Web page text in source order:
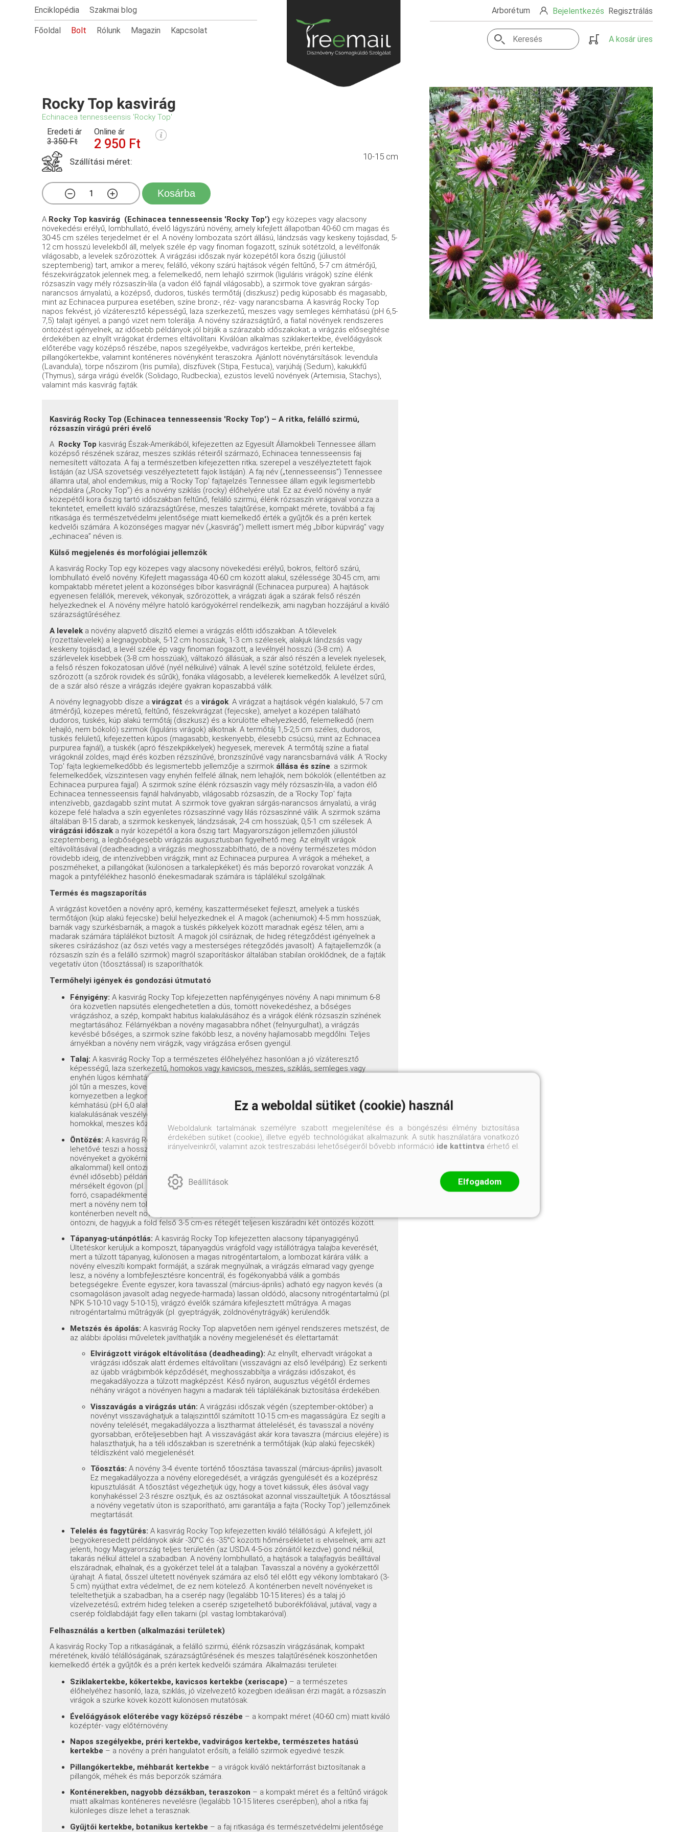
Enciklopédia Szakmai blog
Főoldal Bolt Rólunk Magazin Kapcsolat
Arborétum Bejelentkezés Regisztrálás
A kosár üres
Rocky Top kasvirág
Echinacea tennesseensis 'Rocky Top'
Eredeti ár
3 350 Ft
Online ár
2 950 Ft
Szállítási méret: 10-15 cm
Kosárba
A Rocky Top kasvirág (Echinacea tennesseensis 'Rocky Top') egy közepes vagy alacsony
növekedési erélyű, lombhullató, évelő lágyszárú növény, amely kifejlett állapotban 40-60 cm magas és
30-45 cm széles terjedelmet ér el. A növény lombozata szórt állású, lándzsás vagy keskeny tojásdad, 5-
12 cm hosszú levelekből áll, melyek széle ép vagy finoman fogazott, színük sötétzöld, a levélfonák
világosabb, a levelek szőrözöttek. A virágzási időszak nyár közepétől kora őszig (júliustól
szeptemberig) tart, amikor a merev, felálló, vékony szárú hajtások végén feltűnő, 5-7 cm átmérőjű,
fészekvirágzatok jelennek meg; a felemelkedő, nem lehajló szirmok (liguláris virágok) színe élénk
rózsaszín vagy mély rózsaszín-lila (a vadon élő fajnál világosabb), a szirmok töve gyakran sárgás-
narancsos árnyalatú, a középső, dudoros, tüskés termőtáj (diszkusz) pedig kúposabb és magasabb,
mint az Echinacea purpurea esetében, színe bronz-, réz- vagy narancsbarna. A kasvirág Rocky Top
napos fekvést, jó vízáteresztő képességű, laza szerkezetű, meszes vagy semleges kémhatású (pH 6,5-
7,5) talajt igényel; a pangó vizet nem tolerálja. A növény szárazságtűrő, a fiatal növények rendszeres
öntözést igényelnek, az idősebb példányok jól bírják a szárazabb időszakokat; a virágzás elősegítése
érdekében az elnyílt virágokat érdemes eltávolítani. Kiválóan alkalmas sziklakertekbe, évelőágyások
előterébe vagy középső részébe, napos szegélyekbe, vadvirágos kertekbe, préri kertekbe,
pillangókertekbe, valamint konténeres növényként teraszokra. Ajánlott növénytársítások: levendula
(Lavandula), törpe nőszirom (Iris pumila), díszfüvek (Stipa, Festuca), varjúháj (Sedum), kakukkfű
(Thymus), sárga virágú évelők (Solidago, Rudbeckia), ezüstös levelű növények (Artemisia, Stachys),
valamint más kasvirág fajták.
Kasvirág Rocky Top (Echinacea tennesseensis 'Rocky Top') – A ritka, felálló szirmú,
rózsaszín virágú préri évelő
A Rocky Top kasvirág Észak-Amerikából, kifejezetten az Egyesült Államokbeli Tennessee állam
középső részének száraz, meszes sziklás réteiről származó, Echinacea tennesseensis faj
nemesített változata. A faj a természetben kifejezetten ritka; szerepel a veszélyeztetett fajok
listáján (az USA szövetségi veszélyeztetett fajok listáján). A faj név („tennesseensis”) Tennessee
államra utal, ahol endemikus, míg a 'Rocky Top' fajtajelzés Tennessee állam egyik legismertebb
népdalára („Rocky Top”) és a növény sziklás (rocky) élőhelyére utal. Ez az évelő növény a nyár
közepétől kora őszig tartó időszakban feltűnő, felálló szirmú, élénk rózsaszín virágaival vonzza a
tekintetet, emellett kiváló szárazságtűrése, meszes talajtűrése, kompakt mérete, továbbá a faj
ritkasága és természetvédelmi jelentősége miatt kiemelkedő érték a gyűjtők és a préri kertek
kedvelői számára. A közönséges magyar név („kasvirág”) mellett ismert még „bíbor kúpvirág” vagy
„echinacea” néven is.
Külső megjelenés és morfológiai jellemzők
A kasvirág Rocky Top egy közepes vagy alacsony növekedési erélyű, bokros, feltörő szárú,
lombhullató évelő növény. Kifejlett magassága 40-60 cm között alakul, szélessége 30-45 cm, ami
kompaktabb méretet jelent a közönséges bíbor kasvirágnál (Echinacea purpurea). A hajtások
egyenesen felállók, merevek, vékonyak, szőrözöttek, a virágzati ágak a szárak felső részén
helyezkednek el. A növény mélyre hatoló karógyökérrel rendelkezik, ami nagyban hozzájárul a kiváló
szárazságtűréséhez.
A levelek a növény alapvető díszítő elemei a virágzás előtti időszakban. A tőlevelek
(rozettalevelek) a legnagyobbak, 5-12 cm hosszúak, 1-3 cm szélesek, alakjuk lándzsás vagy
keskeny tojásdad, a levél széle ép vagy finoman fogazott, a levélnyél hosszú (3-8 cm). A
szárlevelek kisebbek (3-8 cm hosszúak), váltakozó állásúak, a szár alsó részén a levelek nyelesek,
a felső részen fokozatosan ülővé (nyél nélkülivé) válnak. A levél színe sötétzöld, felülete érdes,
szőrözött (a szőrök rövidek és sűrűk), fonáka világosabb, a levélerek kiemelkedők. A levélzet sűrű,
de a szár alsó része a virágzás idejére gyakran kopaszabbá válik.
A növény legnagyobb dísze avirágzat és avirágok. A virágzat a hajtások végén kialakuló, 5-7 cm
átmérőjű, közepes méretű, feltűnő, fészekvirágzat (fejecske), amelyet a középen található
dudoros, tüskés, kúp alakú termőtáj (diszkusz) és a körülötte elhelyezkedő, felemelkedő (nem
lehajló, nem bókoló) szirmok (liguláris virágok) alkotnak. A termőtáj 1,5-2,5 cm széles, dudoros,
tüskés felületű, kifejezetten kúpos (magasabb, keskenyebb, élesebb csúcsú, mint az Echinacea
purpurea fajnál), a tüskék (apró fészekpikkelyek) hegyesek, merevek. A termőtáj színe a fiatal
virágoknál zöldes, majd érés közben rézszínűvé, bronzszínűvé vagy narancsbarnává válik. A 'Rocky
Top' fajta legkiemelkedőbb és legismertebb jellemzője a szirmok állása és színe: a szirmok
felemelkedőek, vízszintesen vagy enyhén felfelé állnak, nem lehajlók, nem bókolók (ellentétben az
Echinacea purpurea fajjal). A szirmok színe élénk rózsaszín vagy mély rózsaszín-lila, a vadon élő
Echinacea tennesseensis fajnál halványabb, világosabb rózsaszín, de a 'Rocky Top' fajta
intenzívebb, gazdagabb színt mutat. A szirmok töve gyakran sárgás-narancsos árnyalatú, a virág
közepe felé haladva a szín egyenletes rózsaszínné vagy lilás rózsaszínné válik. A szirmok száma
általában 8-15 darab, a szirmok keskenyek, lándzsásak, 2-4 cm hosszúak, 0,5-1 cm szélesek. A
virágzási időszak a nyár közepétől a kora őszig tart: Magyarországon jellemzően júliustól
szeptemberig, a legbőségesebb virágzás augusztusban figyelhető meg. Az elnyílt virágok
eltávolításával (deadheading) a virágzás meghosszabbítható, de a növény természetes módon
rövidebb ideig, de intenzívebben virágzik, mint az Echinacea purpurea. A virágok a méheket, a
poszméheket, a pillangókat (különösen a tarkalepkéket) és más beporzó rovarokat vonzzák. A
magok a pintyfélékhez hasonló énekesmadarak számára is táplálékul szolgálnak.
Termés és magszaporítás
A virágzást követően a növény apró, kemény, kaszatterméseket fejleszt, amelyek a tüskés
termőtájon (kúp alakú fejecske) belül helyezkednek el. A magok (acheniumok) 4-5 mm hosszúak,
barnák vagy szürkésbarnák, a magok a tüskés pikkelyek között maradnak egész télen, ami a
madarak számára táplálékot biztosít. A magok jól csíráznak, de hideg rétegződést igényelnek a
sikeres csírázáshoz (az őszi vetés vagy a mesterséges rétegződés javasolt). A fajtajellemzők (a
rózsaszín szín és a felálló szirmok) magról szaporításkor általában stabilan öröklődnek, de a fajták
vegetatív úton (tőosztással) is szaporíthatók.
Termőhelyi igények és gondozási útmutató
Fényigény: A kasvirág Rocky Top kifejezetten napfényigényes növény. A napi minimum 6-8
óra közvetlen napsütés elengedhetetlen a dús, tömött növekedéshez, a bőséges
virágzáshoz, a szép, kompakt habitus kialakulásához és a virágok élénk rózsaszín színének
megtartásához. Félárnyékban a növény magasabbra nőhet (felnyurgulhat), a virágzás
kevésbé bőséges, a szirmok színe fakóbb lesz, a növény hajlamosabb megdőlni. Teljes
árnyékban a növény nem virágzik, vagy virágzása erősen gyengül.
Talaj: A kasvirág Rocky Top a természetes élőhelyéhez hasonlóan a jó vízáteresztő
képességű, laza szerkezetű, homokos vagy kavicsos, meszes, sziklás, semleges vagy
enyhén lúgos kémhatású (pH 6,5-7,5, de tolerálja a pH 7,5-8,0-t is) talajt kedveli. Kifejezetten
jól tűri a meszes, köves, száraz, tápanyagszegény talajokat; sőt, a tápanyagszegény
környezetben a legkompaktabb. A pangó vizet, a nehéz, agyagos, vizenyős, savanyú
kémhatású (pH 6,0 alatti) talajokat nem tűri; ezekben a talajtípusokban a gyökérrothadás
kialakulásának veszélye jelentősen megnő. Ültetéskor javasolt a talajt apró kaviccsal, durva
homokkal, meszes kőzúzalékkal vagy perlittel keverni a vízelvezetés javítása érdekében.
Öntözés: A kasvirág Rocky Top kifejezetten szárazságtűrő, a mélyre hatoló karógyökérzete
lehetővé teszi a hosszabb száraz időszakok átvészelését. A fiatal, frissen ültetett
növényeket a gyökérnövekedés első évében rendszeresen, mélyrehatóan (hetente 1-2
alkalommal) kell öntözni, hogy a gyökerek mélyre hatoljanak. Az idősebb, begyökeresedett (1
évnél idősebb) példányok külön öntözést alig igényelnek, a természetes csapadék a
mérsékelt égövön (pl. Magyarország) általában elegendő számukra, kivéve a hosszan tartó,
forró, csapadékmentes időszakokat (3-4 hét). A túlöntözés a leggyakoribb gondozási hiba,
mert a növény nem tolerálja a pangó vizet, és fogékonyabbá válik a gyökérrothadásra. A
konténerben nevelt növényeket a nyári hónapokban gyakrabban (heti 1-2 alkalommal) kell
öntözni, de hagyjuk a föld felső 3-5 cm-es rétegét teljesen kiszáradni két öntözés között.
Tápanyag-utánpótlás: A kasvirág Rocky Top kifejezetten alacsony tápanyagigényű.
Ültetéskor kerüljük a komposzt, tápanyagdús virágföld vagy istállótrágya talajba keverését,
mert a túlzott tápanyag, különösen a magas nitrogéntartalom, a lombozat kárára válik: a
növény elveszíti kompakt formáját, a szárak megnyúlnak, a virágzás elmarad vagy gyenge
lesz, a növény a lombfejlesztésre koncentrál, és fogékonyabbá válik a gombás
betegségekre. Évente egyszer, kora tavasszal (március-április) adható egy nagyon kevés (a
csomagoláson javasolt adag negyede-harmada) lassan oldódó, alacsony nitrogéntartalmú (pl.
NPK 5-10-10 vagy 5-10-15), virágzó évelők számára kifejlesztett műtrágya. A magas
nitrogéntartalmú műtrágyák (pl. gyeptrágyák, zöldnövénytrágyák) kerülendők.
Metszés és ápolás: A kasvirág Rocky Top alapvetően nem igényel rendszeres metszést, de
az alábbi ápolási műveletek javíthatják a növény megjelenését és élettartamát:
Elvirágzott virágok eltávolítása (deadheading): Az elnyílt, elhervadt virágokat a
virágzási időszak alatt érdemes eltávolítani (visszavágni az első levélpárig). Ez serkenti
az újabb virágbimbók képződését, meghosszabbítja a virágzási időszakot, és
megakadályozza a túlzott magképzést. Késő nyáron, augusztus végétől érdemes
néhány virágot a növényen hagyni a madarak téli táplálékának biztosítása érdekében.
Visszavágás a virágzás után: A virágzási időszak végén (szeptember-október) a
növényt visszavághatjuk a talajszinttől számított 10-15 cm-es magasságúra. Ez segíti a
növény telelését, megakadályozza a lisztharmat áttelelését, és tavasszal a növény
gyorsabban, erőteljesebben hajt. A visszavágást akár kora tavaszra (március elejére) is
halaszthatjuk, ha a téli időszakban is szeretnénk a termőtájak (kúp alakú fejecskék)
téldíszként való megjelenését.
Tőosztás: A növény 3-4 évente történő tőosztása tavasszal (március-április) javasolt.
Ez megakadályozza a növény elöregedését, a virágzás gyengülését és a középrész
kipusztulását. A tőosztást végezhetjük úgy, hogy a tövet kiássuk, éles ásóval vagy
konyhakéssel 2-3 részre osztjuk, és az osztásokat azonnal visszaültetjük. A tőosztással
a növény vegetatív úton is szaporítható, ami garantálja a fajta ('Rocky Top') jellemzőinek
megtartását.
Telelés és fagytűrés: A kasvirág Rocky Top kifejezetten kiváló télállóságú. A kifejlett, jól
begyökeresedett példányok akár -30°C és -35°C közötti hőmérsékletet is elviselnek, ami azt
jelenti, hogy Magyarország teljes területén (az USDA 4-5-ös zónáitól kezdve) gond nélkül,
takarás nélkül áttelel a szabadban. A növény lombhullató, a hajtások a talajfagyás beálltával
elszáradnak, elhalnak, és a gyökérzet telel át a talajban. Tavasszal a növény a gyökérzettől
újrahajt. A fiatal, ősszel ültetett növények számára az első tél előtt egy vékony lombtakaró (3-
5 cm) nyújthat extra védelmet, de ez nem kötelező. A konténerben nevelt növényeket is
teleltethetjük a szabadban, ha a cserép nagy (legalább 10-15 literes) és a talaj jó
vízelvezetésű; extrém hideg teleken a cserép szigetelhető buborékfóliával, jutával, vagy a
cserép földlabdáját fagy ellen takarni (pl. vastag lombtakaróval).
Felhasználás a kertben (alkalmazási területek)
A kasvirág Rocky Top a ritkaságának, a felálló szirmú, élénk rózsaszín virágzásának, kompakt
méretének, kiváló télállóságának, szárazságtűrésének és meszes talajtűrésének köszönhetően
kiemelkedő érték a gyűjtők és a préri kertek kedvelői számára. Alkalmazási területei:
Sziklakertekbe, kőkertekbe, kavicsos kertekbe (xeriscape) – a természetes
élőhelyéhez hasonló, laza, sziklás, jó vízelvezető közegben ideálisan érzi magát; a rózsaszín
virágok a szürke kövek között különösen mutatósak.
Évelőágyások előterébe vagy középső részébe – a kompakt méret (40-60 cm) miatt kiváló
középtér- vagy előtérnövény.
Napos szegélyekbe, préri kertekbe, vadvirágos kertekbe, természetes hatású
kertekbe – a növény a préri hangulatot erősíti, a felálló szirmok egyedivé teszik.
Pillangókertekbe, méhbarát kertekbe – a virágok kiváló nektárforrást biztosítanak a
pillangók, méhek és más beporzók számára.
Konténerekben, nagyobb dézsákban, teraszokon – a kompakt méret és a feltűnő virágok
miatt alkalmas konténeres nevelésre (legalább 10-15 literes cserépben), ahol a ritka faj
különleges dísze lehet a terasznak.
Gyűjtői kertekbe, botanikus kertekbe – a faj ritkasága és természetvédelmi jelentősége
Ez a weboldal sütiket (cookie) használ
Weboldalunk tartalmának személyre szabott megjelenítése és a böngészési élmény biztosítása
érdekében sütiket (cookie), illetve egyéb technológiákat alkalmazunk. A sütik használatára vonatkozó
irányelveinkről, valamint azok testreszabási lehetőségeiről bővebb információ ide kattintva érhető el.
Beállítások Elfogadom